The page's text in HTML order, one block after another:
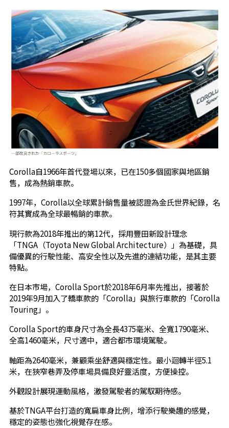
Corolla自1966年首代登場以來，已在150多個國家與地區銷
售，成為熱銷車款。
1997年，Corolla以全球累計銷售量被認證為金氏世界紀錄，名
符其實成為全球最暢銷的車款。
現行款為2018年推出的第12代，採用豐田新設計理念
「TNGA（Toyota New Global Architecture）」為基礎，具
備優異的行駛性能、高安全性以及先進的連結功能，是其主要
特點。
在日本市場，Corolla Sport於2018年6月率先推出，接著於
2019年9月加入了轎車款的「Corolla」與旅行車款的「Corolla
Touring」。
Corolla Sport的車身尺寸為全長4375毫米、全寬1790毫米、
全高1460毫米，尺寸適中，適合都市環境駕駛。
軸距為2640毫米，兼顧乘坐舒適與穩定性。最小迴轉半徑5.1
米，在狹窄巷弄及停車場具備良好靈活度，方便操控。
外觀設計展現運動風格，激發駕駛者的駕馭期待感。
基於TNGA平台打造的寬扁車身比例，增添行駛樂趣的感覺，
穩定的姿態也強化視覺存在感。